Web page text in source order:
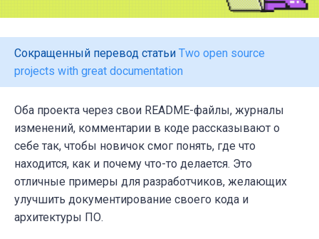
Сокращенный перевод статьи Two open source
projects with great documentation
Оба проекта через свои README-файлы, журналы
изменений, комментарии в коде рассказывают о
себе так, чтобы новичок смог понять, где что
находится, как и почему что-то делается. Это
отличные примеры для разработчиков, желающих
улучшить документирование своего кода и
архитектуры ПО.